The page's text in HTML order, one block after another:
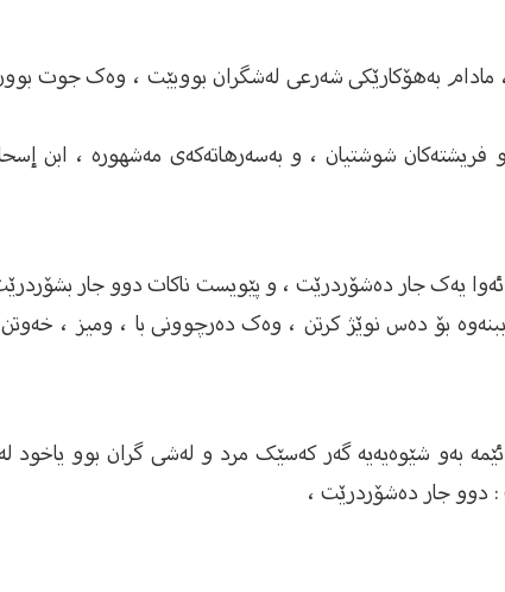
مادام بەهۆکارێکی شەرعی لەشگران بووبێت ، وەک جوت
شوشتیان ، و بەسەرهاتەکەی مەشهورە ، ابن
یەک جار دەشۆردرێت ، و پێویست ناکات دوو جار
بۆ دەس نوێژ کرتن ، وەک دەرچوونی با ، ومیز ، خەوتن
، دەڵێت : " مەزهەبی ئێمە بەو شێوەیەیە گەر کەسێک مرد و لەشی گران بوو
: دوو جار دەشۆردرێت ،